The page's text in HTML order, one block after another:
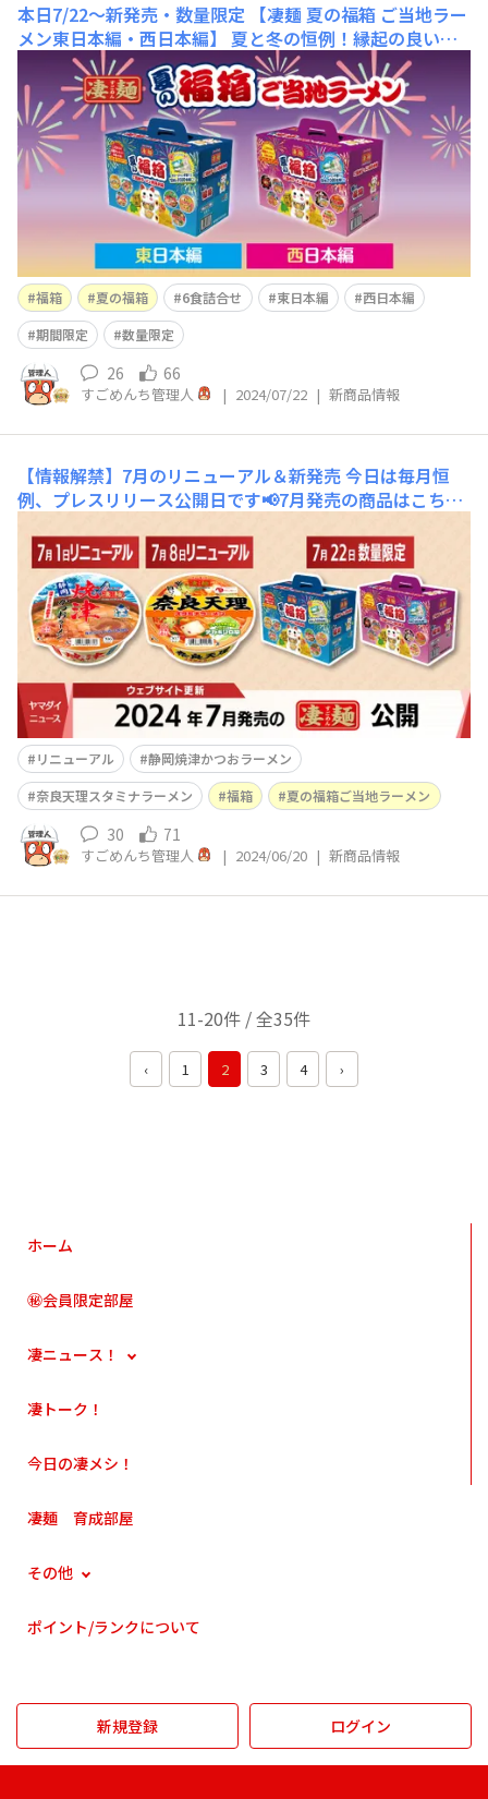
本日7/22～新発売・数量限定 【凄麺 夏の福箱 ご当地ラー
メン東日本編・西日本編】 夏と冬の恒例！縁起の良い福
袋をイメージした6食詰合せセット🗾｢東日本編｣｢西日本
編｣の2タイプです。おまけでもれなく非売品「こだわりの
味変セット～６種の小袋入り～」付き♪①香ばし鶏油②紅
生姜③おろしにんにく④ゆず胡椒パウダー⑤ニンニク辛ダ
レ⑥特製スパイス（レモンペッパー）を、好きな凄麺にト
ッピングし
福箱 夏の福箱 6食詰合せ 東日本編
西日本編
期間限定
数量限定
26 66
すごめんち管理人 | 2024/07/22 | 新商品情報
【情報解禁】7月のリニューアル＆新発売今日は毎月恒
例、プレスリリース公開日です📢7月発売の商品はこちら
さらに美味しく！ 静岡焼津かつおラーメン https://
ec.newtouch.co.jp/products/detail/514 ②7/8～リニュ
ーアル おいしさその
リニューアル
静岡焼津かつおラーメン
奈良天理スタミナラーメン
福箱 夏の福箱ご当地ラーメン
30 71
すごめんち管理人 | 2024/06/20 | 新商品情報
11-20件 / 全35件
‹ 1 2 3 4 ›
ホーム
㊙会員限定部屋
凄ニュース！
凄トーク！
今日の凄メシ！
凄麺 育成部屋
その他
ポイント/ランクについて
新規登録 ログイン